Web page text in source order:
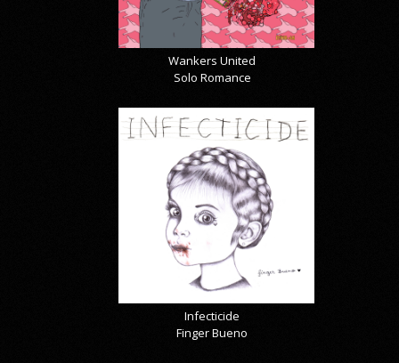
Wankers United
Solo Romance
Infecticide
Finger Bueno